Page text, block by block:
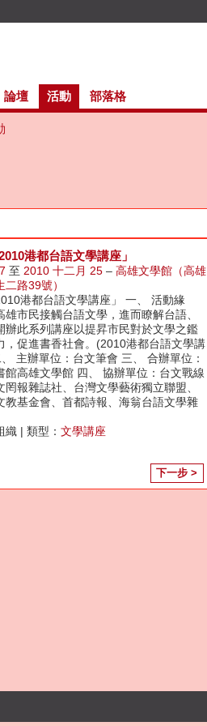
論壇 活動 部落格
港都台語文學講座」
至 2010 十二月 25– 高雄文學館（高雄
路39號）
港都台語文學講座」 一、 活動緣
雄市民接觸台語文學，進而瞭解台語、
辦此系列講座以提昇市民對於文學之鑑
，促進書香社會。(2010港都台語文學講
主辦單位：台文筆會 三、 合辦單位：
館高雄文學館 四、 協辦單位：台文戰線
罔報雜誌社、台灣文學藝術獨立聯盟、
教基金會、首都詩報、海翁台語文學雜
織 | 類型： 文學講座
下一步 >